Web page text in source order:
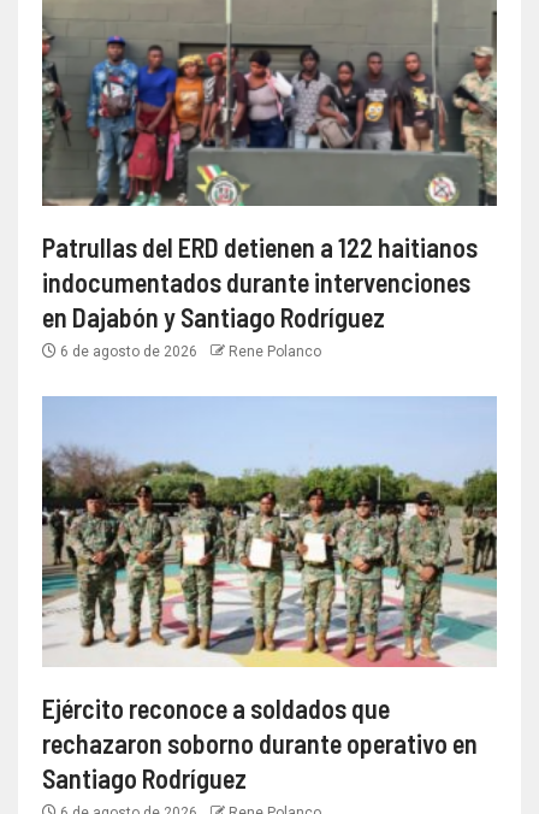
Patrullas del ERD detienen a 122 haitianos
indocumentados durante intervenciones
en Dajabón y Santiago Rodríguez
6 de agosto de 2026 Rene Polanco
Ejército reconoce a soldados que
rechazaron soborno durante operativo en
Santiago Rodríguez